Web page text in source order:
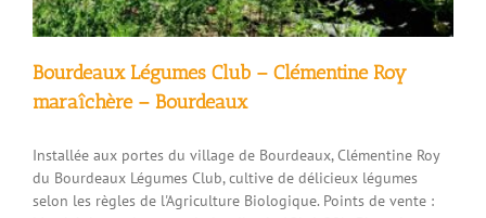
Bourdeaux Légumes Club – Clémentine Roy
maraîchère – Bourdeaux
Installée aux portes du village de Bourdeaux, Clémentine Roy
du Bourdeaux Légumes Club, cultive de délicieux légumes
selon les règles de l'Agriculture Biologique. Points de vente :